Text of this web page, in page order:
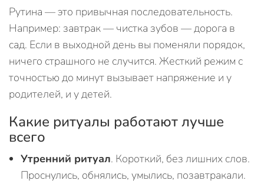
Рутина — это привычная последовательность.
Например: завтрак — чистка зубов — дорога в
сад. Если в выходной день вы поменяли порядок,
ничего страшного не случится. Жесткий режим с
точностью до минут вызывает напряжение и у
родителей, и у детей.
Какие ритуалы работают лучше
всего
Утренний ритуал. Короткий, без лишних слов.
Проснулись, обнялись, умылись, позавтракали.